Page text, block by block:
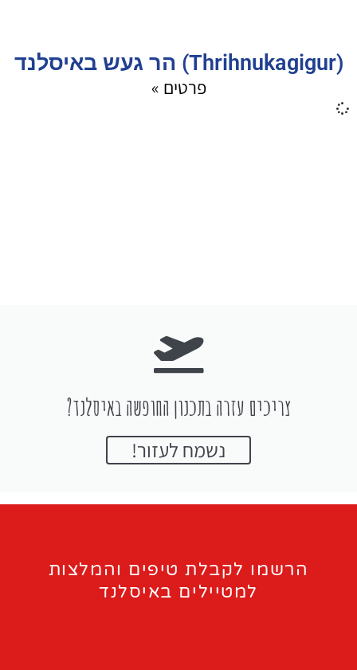
(Thrihnukagigur) הר געש באיסלנד
פרטים »
צריכים עזרה בתכנון החופשה באיסלנד?
נשמח לעזור!
הרשמו לקבלת טיפים והמלצות
למטיילים באיסלנד